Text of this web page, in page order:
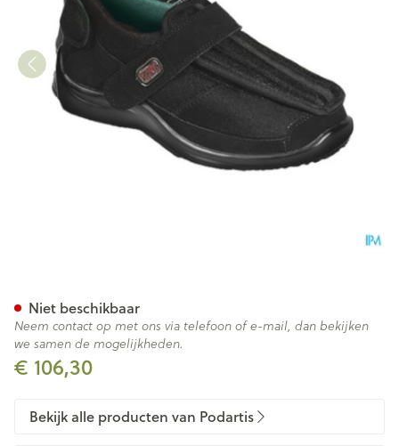
€ 106,30
Niet beschikbaar
Neem contact op met ons via telefoon of e-mail, dan bekijken
we samen de mogelijkheden.
Bekijk alle producten van Podartis